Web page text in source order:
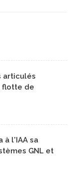
articulés
flotte de
à l'IAA sa
GNL et